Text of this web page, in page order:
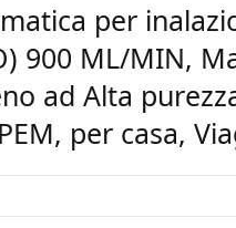
per
900 ML/MIN,
ad Alta
per casa,